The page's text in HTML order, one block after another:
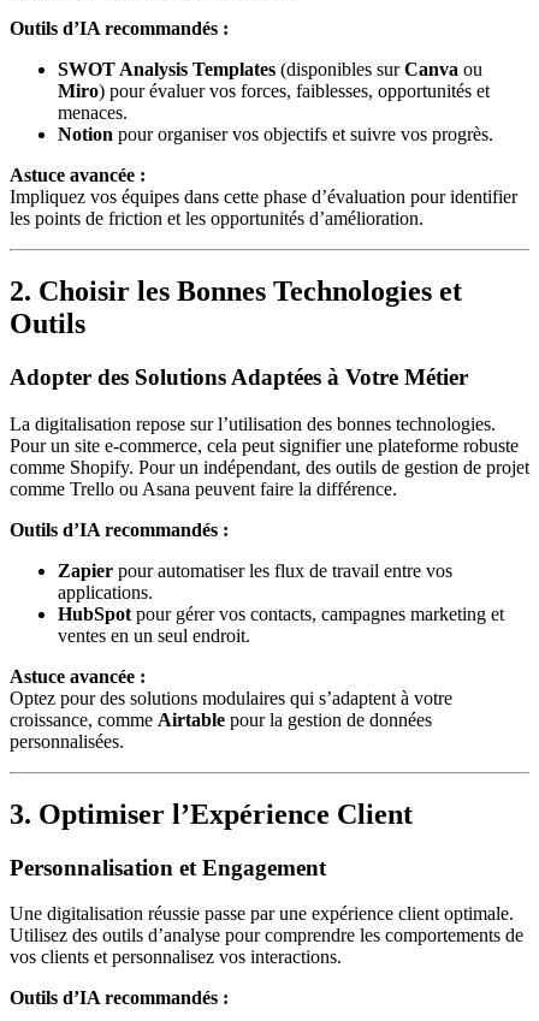
Outils d’IA recommandés :
SWOT Analysis Templates (disponibles surCanva ou
Miro) pour évaluer vos forces, faiblesses, opportunités et
menaces.
Notion pour organiser vos objectifs et suivre vos progrès.
Astuce avancée :
Impliquez vos équipes dans cette phase d’évaluation pour identifier
les points de friction et les opportunités d’amélioration.
2. Choisir les Bonnes Technologies et
Outils
Adopter des Solutions Adaptées à Votre Métier
La digitalisation repose sur l’utilisation des bonnes technologies.
Pour un site e-commerce, cela peut signifier une plateforme robuste
comme Shopify. Pour un indépendant, des outils de gestion de projet
comme Trello ou Asana peuvent faire la différence.
Outils d’IA recommandés :
Zapier pour automatiser les flux de travail entre vos
applications.
HubSpot pour gérer vos contacts, campagnes marketing et
ventes en un seul endroit.
Astuce avancée :
Optez pour des solutions modulaires qui s’adaptent à votre
croissance, comme Airtable pour la gestion de données
personnalisées.
3. Optimiser l’Expérience Client
Personnalisation et Engagement
Une digitalisation réussie passe par une expérience client optimale.
Utilisez des outils d’analyse pour comprendre les comportements de
vos clients et personnalisez vos interactions.
Outils d’IA recommandés :